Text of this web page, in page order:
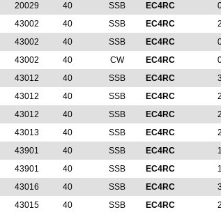
20029 40 SSB EC4RC
43002 40 SSB EC4RC
43002 40 SSB EC4RC
43002 40 CW EC4RC
43012 40 SSB EC4RC
43012 40 SSB EC4RC
43012 40 SSB EC4RC
43013 40 SSB EC4RC
43901 40 SSB EC4RC
43901 40 SSB EC4RC
43016 40 SSB EC4RC
43015 40 SSB EC4RC